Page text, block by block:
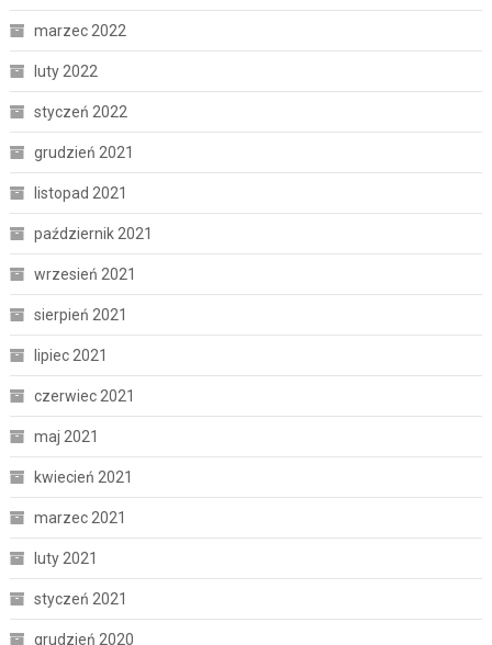
marzec 2022
luty 2022
styczeń 2022
grudzień 2021
listopad 2021
październik 2021
wrzesień 2021
sierpień 2021
lipiec 2021
czerwiec 2021
maj 2021
kwiecień 2021
marzec 2021
luty 2021
styczeń 2021
grudzień 2020